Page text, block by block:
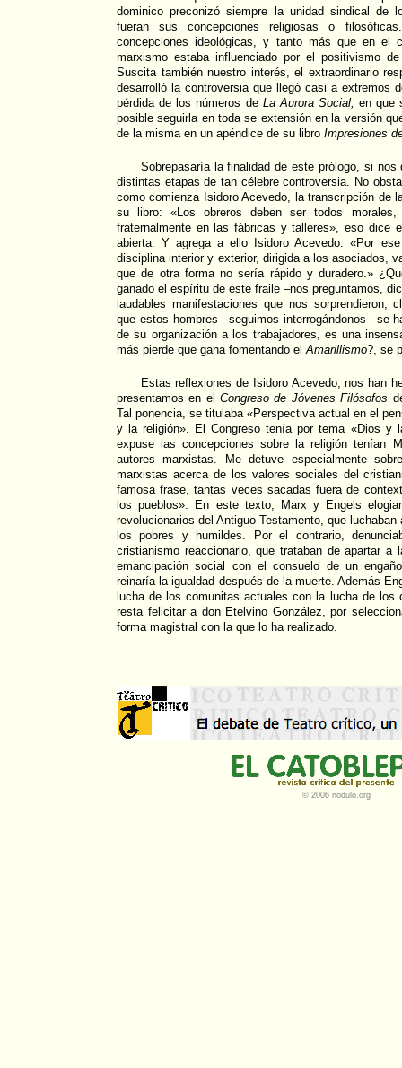
dominico preconizó siempre la unidad sindical de
fueran sus concepciones religiosas o
concepciones ideológicas, y tanto más que en el
marxismo estaba influenciado por el positivismo
Suscita también nuestro interés, el extraordinario
desarrolló la controversia que llegó casi a extremos
pérdida de los números de La Aurora Social, en que
posible seguirla en toda se extensión en la versión
de la misma en un apéndice de su libro Impresiones
Sobrepasaría la finalidad de este prólogo, si
distintas etapas de tan célebre controversia. No
como comienza Isidoro Acevedo, la transcripción de
su libro: «Los obreros deben ser todos
fraternalmente en las fábricas y talleres», eso dice
abierta. Y agrega a ello Isidoro Acevedo: «Por
disciplina interior y exterior, dirigida a los asociados,
que de otra forma no sería rápido y duradero.»
ganado el espíritu de este fraile –nos preguntamos,
laudables manifestaciones que nos sorprendieron,
que estos hombres –seguimos interrogándonos– se
de su organización a los trabajadores, es una
más pierde que gana fomentando elAmarillismo?, se
Estas reflexiones de Isidoro Acevedo, nos han
presentamos en elCongreso de Jóvenes Filósofos
Tal ponencia, se titulaba «Perspectiva actual en el
y la religión». El Congreso tenía por tema «Dios y
expuse las concepciones sobre la religión tenían
autores marxistas. Me detuve especialmente
marxistas acerca de los valores sociales del
famosa frase, tantas veces sacadas fuera de
los pueblos». En este texto, Marx y Engels
revolucionarios del Antiguo Testamento, que
los pobres y humildes. Por el contrario,
cristianismo reaccionario, que trataban de apartar
emancipación social con el consuelo de un
reinaría la igualdad después de la muerte. Además
lucha de los comunitas actuales con la lucha de los
resta felicitar a don Etelvino González, por
forma magistral con la que lo ha realizado.
© 2006 nodulo.org